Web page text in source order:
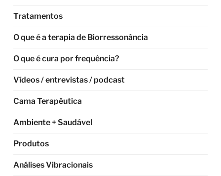
Tratamentos
O que é a terapia de Biorressonância
O que é cura por frequência?
Vídeos / entrevistas / podcast
Cama Terapêutica
Ambiente + Saudável
Produtos
Análises Vibracionais